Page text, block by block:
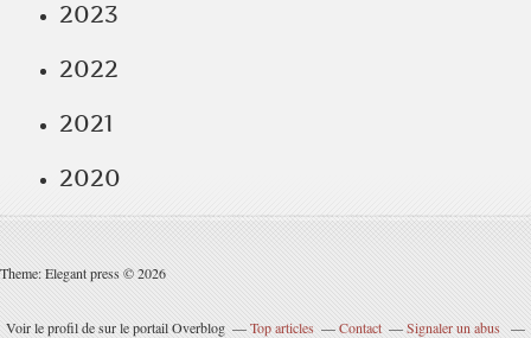
2023
2022
2021
2020
Theme: Elegant press © 2026
Voir le profil desur le portail Overblog Top articles Contact
Signaler un abus